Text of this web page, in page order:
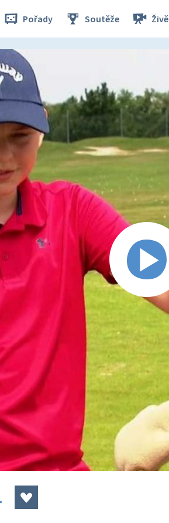
Pořady Soutěže Živě